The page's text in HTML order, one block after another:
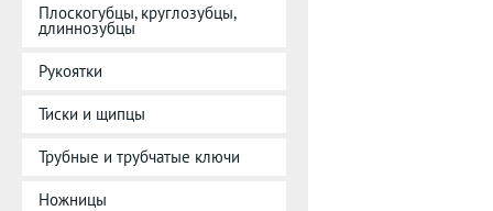
Плоскогубцы, круглозубцы,
длиннозубцы
Рукоятки
Тиски и щипцы
Трубные и трубчатые ключи
Ножницы